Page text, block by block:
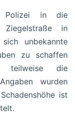
Polizei in die
Ziegelstraße in
unbekannte
zu schaffen
teilweise die
wurden
ist